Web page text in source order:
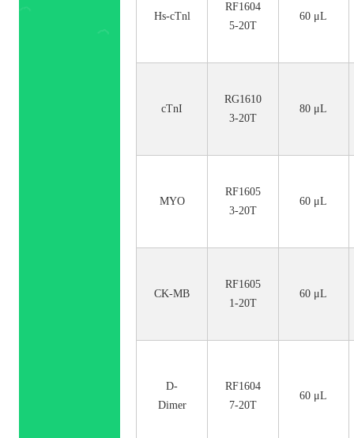
Hs-cTnl
RF1604
5-20T
60 μL
cTnI
RG1610
3-20T
80 μL
MYO
RF1605
3-20T
60 μL
CK-MB
RF1605
1-20T
60 μL
D-
Dimer
RF1604
7-20T
60 μL